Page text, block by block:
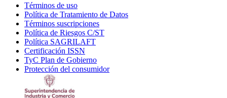
Términos de uso
in
new
window
Política de Tratamiento de Datos
Términos suscripciones
in
Política de Riesgos C/ST
Política SAGRILAFT
new
window
Certificación ISSN
in
new
TyC Plan de Gobierno
in
Protección del consumidorOpens